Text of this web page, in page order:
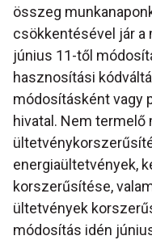
összeg
csökkentésével jár a
június 11-től
hasznosítási
módosításként vagy
hivatal. Nem termelő
energiaültetvények,
korszerűsítése,
ültetvények
módosítás idén